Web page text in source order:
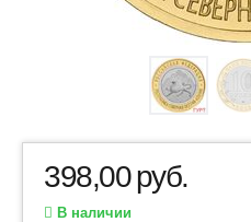
398,00руб.
В наличии